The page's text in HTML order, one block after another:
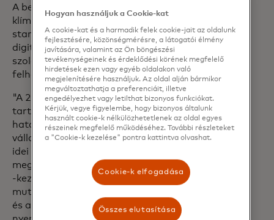
A befektetői díjat a
klímatechnológiai szoftverfejlesztő
startup, amely úttörő szerepet játszik a
digitális megújuló energia
szolgáltatásként történő
felhasználásában.
"A 2030-ig szóló menetrend félidejénél
tartva inspiráló látni, hogy a
hatásorientált méretnövelő
vállalkozások valódi változást érnek el. Az
idei kohorszban a konkrét
megoldásaikhoz igazított hatásmérés és
-kezelés iránt elkötelezett startupok
mutatkoztak be. Az egyik ilyen startup -
és a Impact Potential Award idei
Hogyan használjuk a Cookie-kat
A cookie-kat és a harmadik felek cookie-jait az oldalunk
fejlesztésére, közönségmérésre, a látogatói élmény
javítására, valamint az Ön böngészési
tevékenységeinek és érdeklődési körének megfelelő
hirdetések ezen vagy egyéb oldalakon való
megjelenítésére használjuk. Az oldal alján bármikor
megváltoztathatja a preferenciáit, illetve
engedélyezhet vagy letilthat bizonyos funkciókat.
Kérjük, vegye figyelembe, hogy bizonyos általunk
használt cookie-k nélkülözhetetlenek az oldal egyes
részeinek megfelelő működéséhez. További részleteket
a "Cookie-k kezelése" pontra kattintva olvashat.
Cookie-k elfogadása
Összes elutasítása